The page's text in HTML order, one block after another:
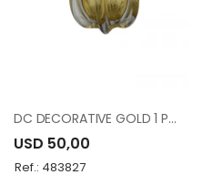
DC DECORATIVE GOLD 1 PCS VASO TH020237
USD 50,00
Ref.: 483827